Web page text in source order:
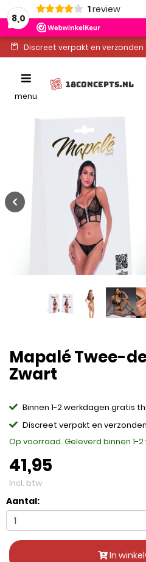
8,0
1review
Discreet verpakt en verzonden
Altijd gratis levering
Toggle
navigation
menu
18CONCEPTS.NL
Mapalé Twee-
Zwart
Binnen 1-2 werkdagen gratis
Discreet verpakt en verzonden
Op voorraad. Geleverd binnen 1-
41,95
Incl. btw
Aantal:
In